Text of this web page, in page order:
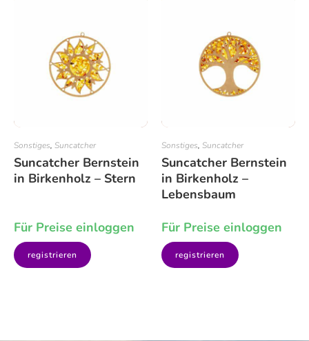
Sonstiges, Suncatcher
Suncatcher Bernstein
in Birkenholz – Stern
Für Preise einloggen
registrieren
Sonstiges, Suncatcher
Suncatcher Bernstein
in Birkenholz –
Lebensbaum
Für Preise einloggen
registrieren